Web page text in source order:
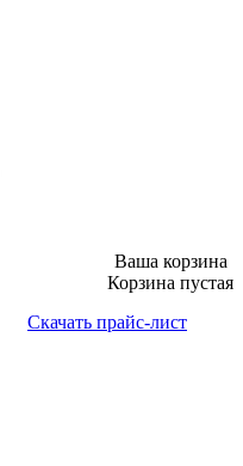
Ваша корзина
Корзина пустая
Скачать прайс-лист